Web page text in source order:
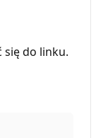
się do linku.